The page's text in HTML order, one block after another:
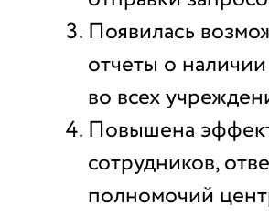
Появилась
отчеты о
во всех
Повышена
сотрудников,
полномочий